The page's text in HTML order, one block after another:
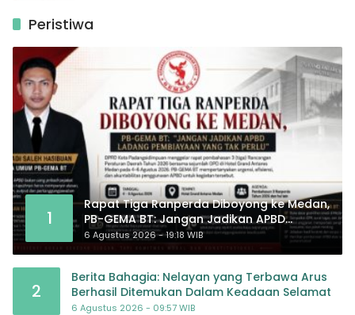
Peristiwa
1
Rapat Tiga Ranperda Diboyong ke Medan,
PB-GEMA BT: Jangan Jadikan APBD
Ladang Pembiayaan yang Tak Perlu
6 Agustus 2026 - 19:18 WIB
2
Berita Bahagia: Nelayan yang Terbawa Arus
Berhasil Ditemukan Dalam Keadaan Selamat
6 Agustus 2026 - 09:57 WIB